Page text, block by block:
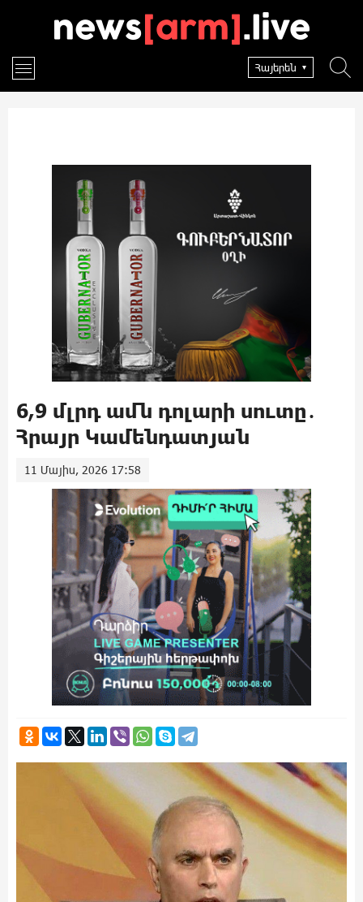
Հայերեն
6,9 մլրդ ամն դոլարի սուտը․
Հրայր Կամենդատյան
11 Մայիս, 2026 17:58